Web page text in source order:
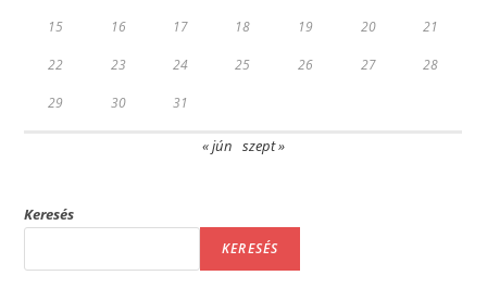
15 16 17 18 19 20 21
22 23 24 25 26 27 28
29 30 31
« jún szept »
Keresés
KERESÉS